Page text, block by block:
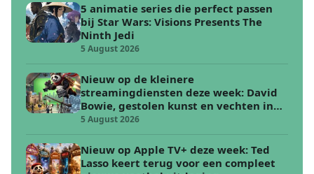
5 animatie series die perfect passen
bij Star Wars: Visions Presents The
Ninth Jedi
5 August 2026
Nieuw op de kleinere
streamingdiensten deze week: David
Bowie, gestolen kunst en vechten in
de woestijn
5 August 2026
Nieuw op Apple TV+ deze week: Ted
Lasso keert terug voor een compleet